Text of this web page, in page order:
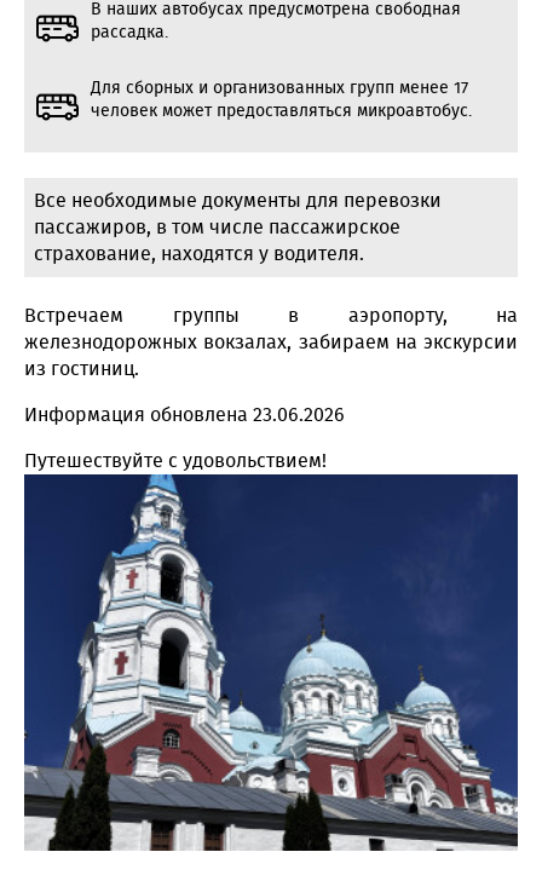
В наших автобусах предусмотрена свободная
рассадка.
Для сборных и организованных групп менее 17
человек может предоставляться микроавтобус.
Все необходимые документы для перевозки
пассажиров, в том числе пассажирское
страхование, находятся у водителя.
Встречаем группы в аэропорту, на
железнодорожных вокзалах, забираем на экскурсии
из гостиниц.
Информация обновлена 23.06.2026
Путешествуйте с удовольствием!